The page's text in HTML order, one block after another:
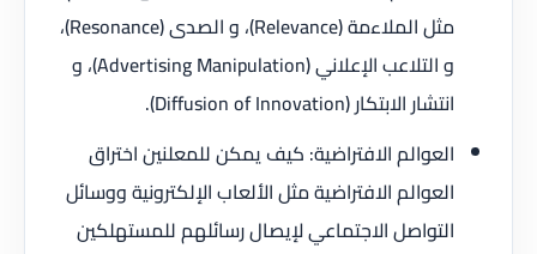
مثل الملاءمة (Relevance)، و الصدى (Resonance)،
و التلاعب الإعلاني (Advertising Manipulation)، و
انتشار الابتكار (Diffusion of Innovation).
العوالم الافتراضية: كيف يمكن للمعلنين اختراق
العوالم الافتراضية مثل الألعاب الإلكترونية ووسائل
التواصل الاجتماعي لإيصال رسائلهم للمستهلكين